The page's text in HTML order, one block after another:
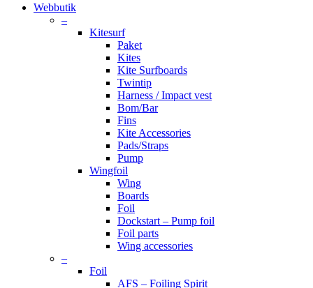
Close
Webbutik
–
Kitesurf
Paket
Kites
Kite Surfboards
Twintip
Harness / Impact vest
Bom/Bar
Fins
Kite Accessories
Pads/Straps
Pump
Wingfoil
Wing
Boards
Foil
Dockstart – Pump foil
Foil parts
Wing accessories
–
Foil
AFS – Foiling Spirit